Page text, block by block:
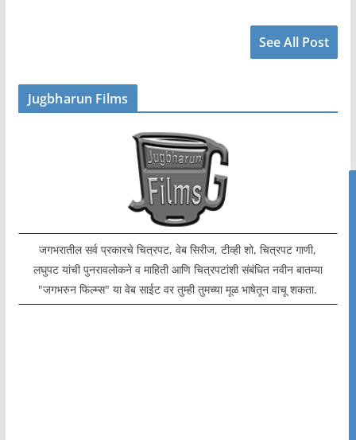
See All Post
Jugbharun Films
जगभरातील सर्व प्रकारचे चित्रपट, वेब सिरीज, टीव्ही शो, चित्रपट गाणी,
लघुपट यांची पुनरावलोकने व माहिती आणि चित्रपटांशी संबंधित नवीन बातम्या
"जगभरुन फिल्म्स" या वेब साईट वर तुम्ही तुमच्या मूळ भाषेतून वाचू शकता.